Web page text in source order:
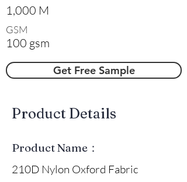
1,000 M
GSM
100 gsm
Get Free Sample
​Product Details
Product Name：
210D Nylon Oxford Fabric